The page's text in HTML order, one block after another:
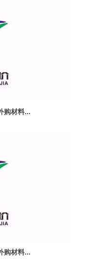
购材料...
购材料...